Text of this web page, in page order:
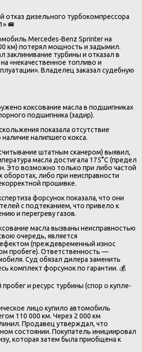
отказ дизельного турбокомпрессора
🚐
Mercedes-Benz Sprinter на
км) потерял мощность и задымил.
заклинивание турбины и отказал в
«некачественное топливо и
Владелец заказал судебную
коксование масла в подшипниках
подшипника (задир).
показала отсутствие
налипшего кокса.
штатным сканером) выявил,
масла достигала 175°C (предел
Это возможно только при либо частой
оборотах, либо при неисправности
прошивке.
форсунок показала, что они
с подтеканием, что привело к
и перегреву газов.
масла вызваны неисправностью
очередь, является
(преждевременный износ
пробеге). Ответственность —
Суд обязал дилера заменить
комплект форсунок по гарантии. 💰
и ресурс турбины (спор о купле-
лицо купило автомобиль
110 000 км. Через 2 000 км
Продавец утверждал, что
состоянии. Покупатель инициировал
которая затем была приобщена к